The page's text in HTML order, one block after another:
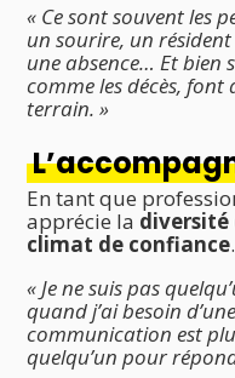
« Ce sont souvent les
un sourire, un
une absence… Et bien
comme les décès,
terrain. »
En tant que
apprécie la diversité
climat de confiance.
« Je ne suis pas
quand j’ai besoin
communication est
quelqu’un pour